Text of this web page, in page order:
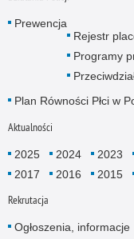
Prewencja
Rejestr
Programy
Plan Równości Płci w
Aktualności
2025 2024 2023
2017
2016 2015
Rekrutacja
Ogłoszenia, informacje